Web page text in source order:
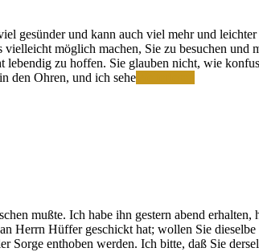
und kann auch viel mehr und leichter
möglich machen, Sie zu besuchen und
zu hoffen. Sie glauben nicht, wie
den Ohren, und ich sehe
mußte. Ich habe ihn gestern abend erhalten,
Herrn Hüffer geschickt hat; wollen Sie
enthoben werden. Ich bitte, daß Sie